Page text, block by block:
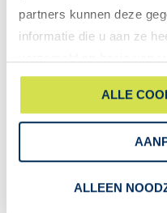
partners kunnen deze
informatie die u aan ze
gaat akkoord met onze
ALLE
ALLEEN
Bekijk onzescreens
Uitgebreide
Meer dan 54
kunststof als
Eigen